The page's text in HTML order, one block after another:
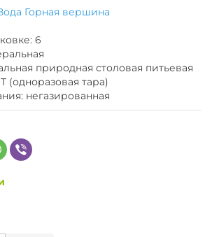
Горная вершина
6
природная столовая питьевая
(одноразовая тара)
негазированная